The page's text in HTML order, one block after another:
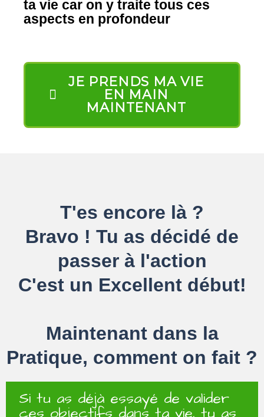
ta vie car on y traite tous ces
aspects en profondeur
JE PRENDS MA VIE
EN MAIN
MAINTENANT
T'es encore là ?
Bravo ! Tu as décidé de
passer à l'action
C'est un Excellent début!
Maintenant dans la
Pratique, comment on fait ?
Si tu as déjà essayé de valider
ces objectifs dans ta vie, tu as